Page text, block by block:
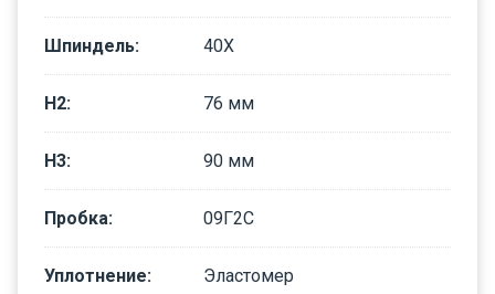
Шпиндель: 40Х
H2: 76 мм
H3: 90 мм
Пробка: 09Г2С
Уплотнение: Эластомер